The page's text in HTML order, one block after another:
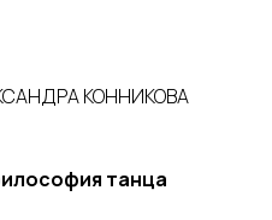
КОННИКОВА
танца